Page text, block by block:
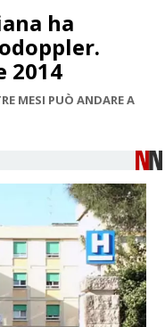
ha
2014
MESI PUÒ ANDARE A